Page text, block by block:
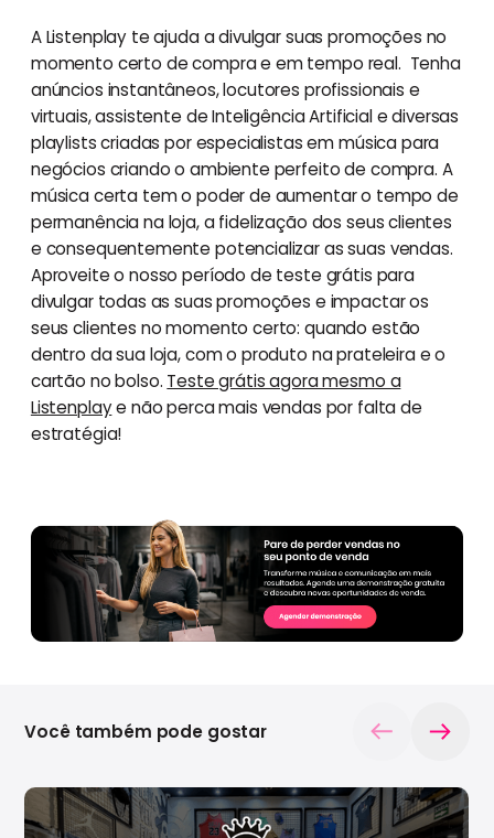
A Listenplay te ajuda a divulgar suas promoções no
momento certo de compra e em tempo real. Tenha
anúncios instantâneos, locutores profissionais e
virtuais, assistente de Inteligência Artificial e diversas
playlists criadas por especialistas em música para
negócios criando o ambiente perfeito de compra. A
música certa tem o poder de aumentar o tempo de
permanência na loja, a fidelização dos seus clientes
e consequentemente potencializar as suas vendas.
Aproveite o nosso período de teste grátis para
divulgar todas as suas promoções e impactar os
seus clientes no momento certo: quando estão
dentro da sua loja, com o produto na prateleira e o
cartão no bolso. Teste grátis agora mesmo a
Listenplaye não perca mais vendas por falta de
estratégia!
Você também pode gostar